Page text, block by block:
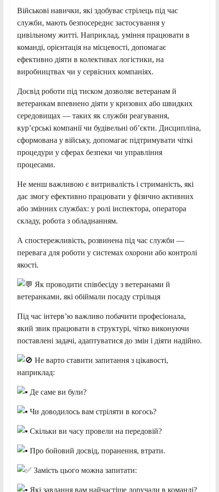
Військові навички, які здобуває стрілець під час
служби, мають безпосереднє застосування у
цивільному житті. Наприклад, уміння працювати в
команді, орієнтація на місцевості, допомагає
ефективно діяти в колективах логістики, на
виробництвах чи у сервісних компаніях.
Досвід роботи під тиском дозволяє ветеранам й
ветеранкам впевнено діяти у кризових або швидких
середовищах — таких як служби реагування,
кур’єрські компанії чи будівельні об’єкти. Дисципліна,
сформована у війську, допомагає підтримувати чіткі
процедури у сферах безпеки чи управління
процесами.
Не менш важливою є витривалість і стриманість, які
дає змогу ефективно працювати у фізично активних
або змінних службах: у ролі інспектора, оператора
складу, робота з обладнанням.
А спостережливість, розвинена під час служби —
перевага для роботи у системах охорони або контролі
якості.
Як проводити співбесіду з ветеранами й
ветеранками, які обіймали посаду стрільця
Під час інтерв’ю важливо побачити професіонала,
який звик працювати в структурі, чітко виконуючи
поставлені задачі, адаптуватися до змін і діяти надійно.
Не варто ставити запитання з цікавості,
наприклад:
Де саме ви були?
Чи доводилось вам стріляти в когось?
Скільки ви часу провели на передовій?
Про бойовий досвід, поранення, втрати.
Замість цього можна запитати:
Які завдання вам найчастіше доручали в команді?